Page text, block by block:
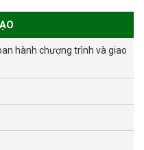
hành chương trình và giao